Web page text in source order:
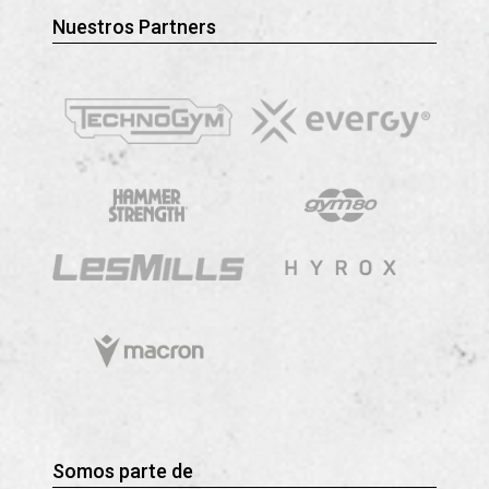
Nuestros Partners
Somos parte de